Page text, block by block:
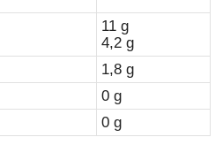
11 g
4,2 g
1,8 g
0 g
0 g